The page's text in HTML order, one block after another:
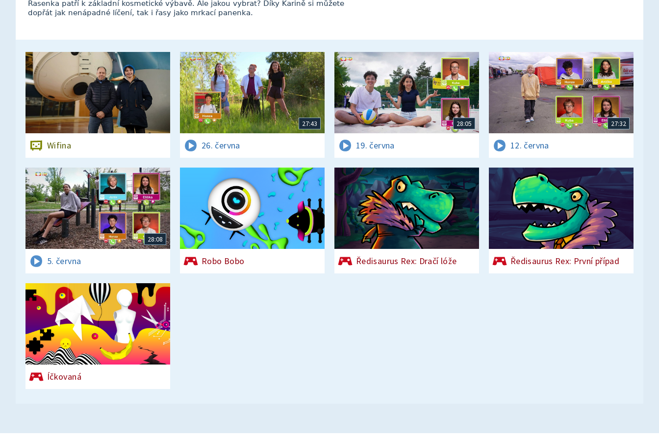
Řasenka patří k základní kosmetické výbavě. Ale jakou vybrat? Díky Karině si můžete
dopřát jak nenápadné líčení, tak i řasy jako mrkací panenka.
Wifina
27:43
26. června
28:05
19. června
27:32
12. června
28:08
5. června Robo Bobo Ředisaurus Rex: Dračí lóže Ředisaurus Rex: První případ
Íčkovaná